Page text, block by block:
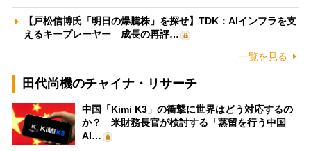
【戸松信博氏「明日の爆騰株」を探せ】TDK：AIインフラを支
えるキープレーヤー 成長の再評…
一覧を見る
田代尚機のチャイナ・リサーチ
中国「Kimi K3」の衝撃に世界はどう対応するの
か？ 米財務長官が検討する「蒸留を行う中国
AI…